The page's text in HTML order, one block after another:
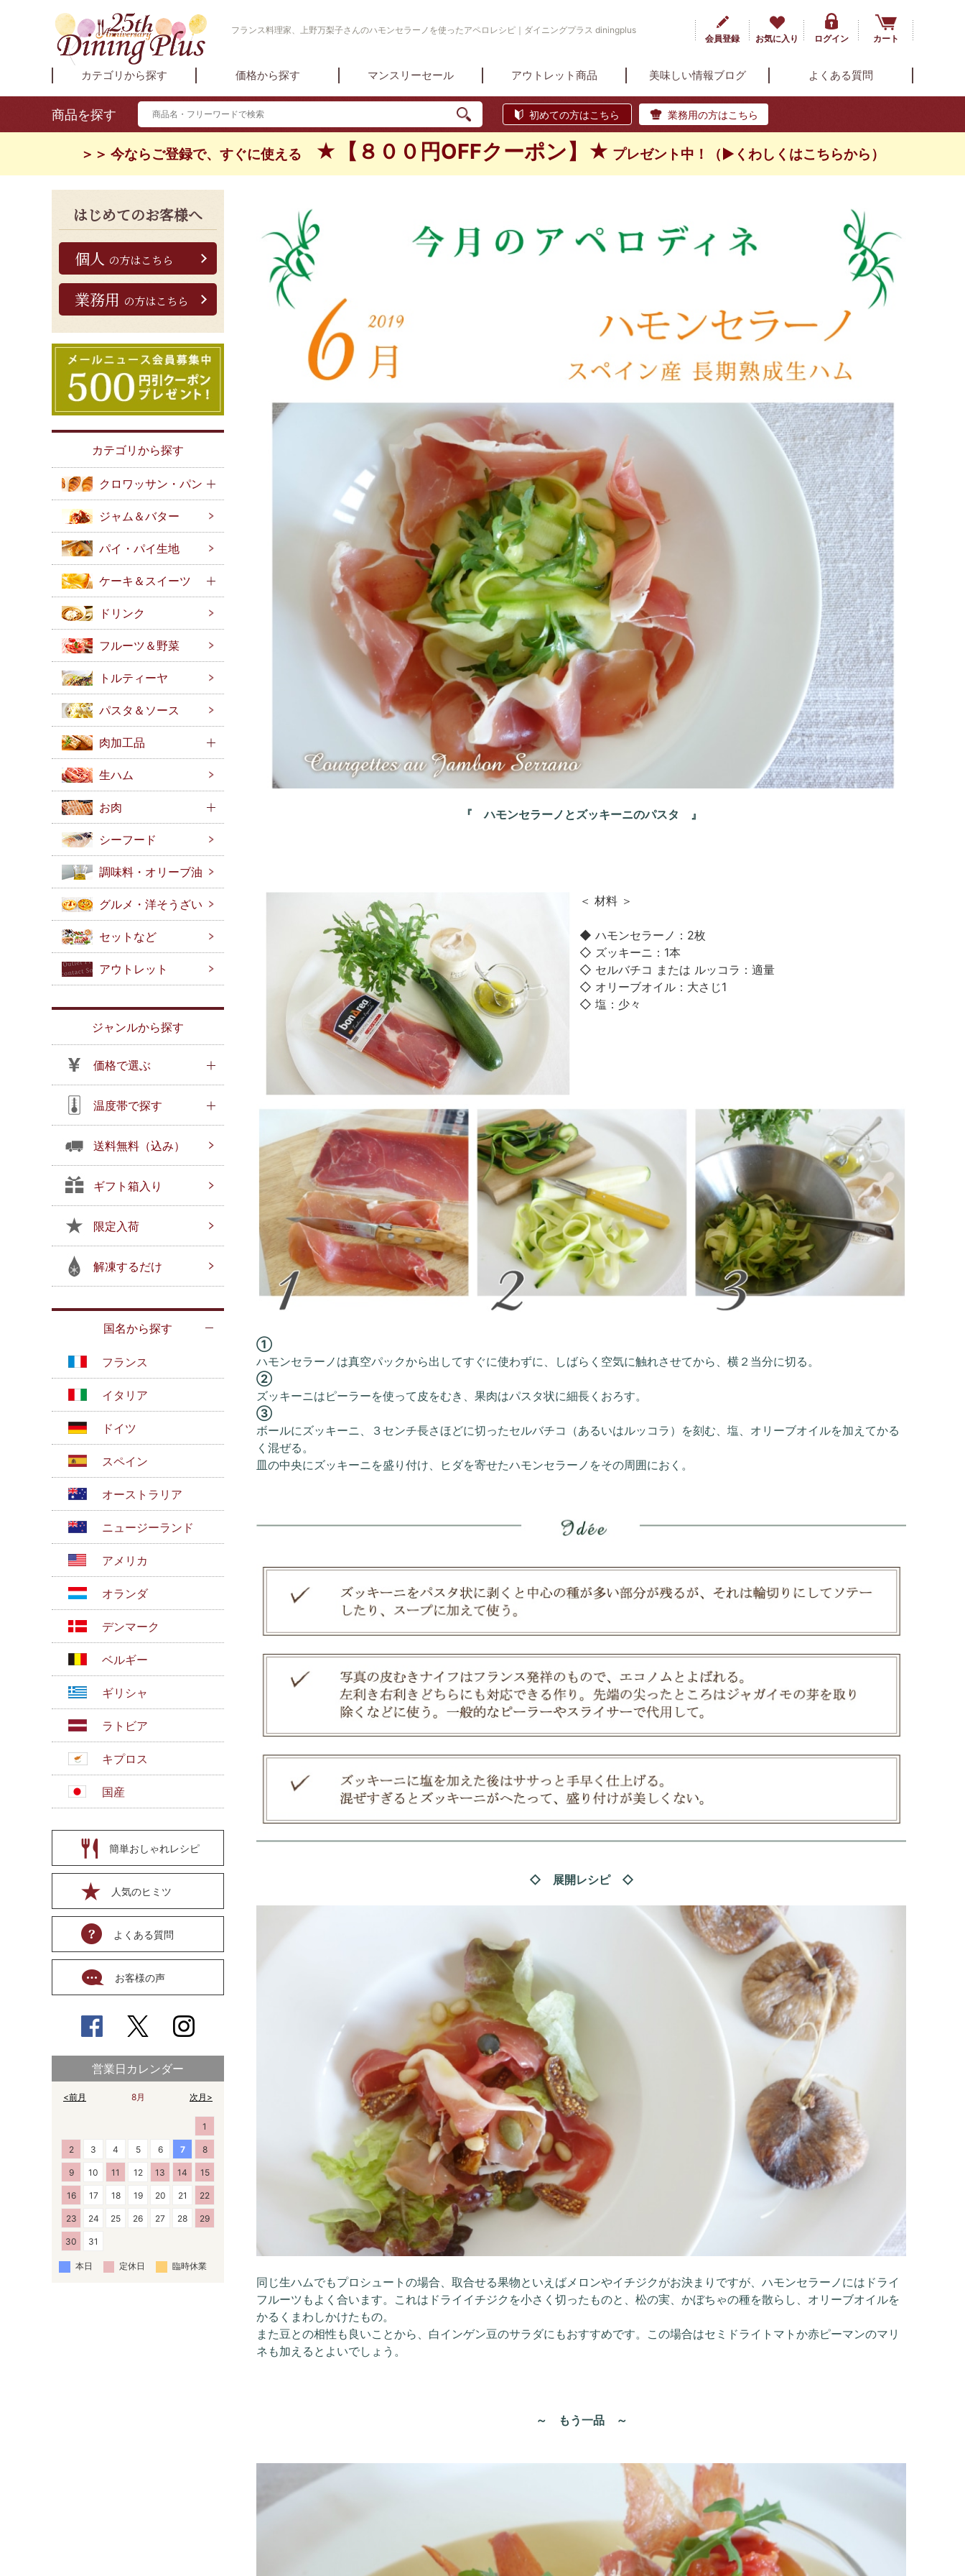
フランス料理家、上野万梨子さんのハモンセラーノを使ったアペロレシピ｜ダイニングプラス diningplus
会員登録
お気に入り ログイン カート
カテゴリから探す 価格から探す マンスリーセール アウトレット商品 美味しい情報ブログ よくある質問
商品を探す 初めての方はこちら 業務用の方はこちら
＞＞ 今ならご登録で、すぐに使える ★【８００円OFFクーポン】★ プレゼント中！（▶くわしくはこちらから）
はじめてのお客様へ
個人 の方はこちら
業務用 の方はこちら
カテゴリから探す
クロワッサン・パン
ジャム＆バター
パイ・パイ生地
ケーキ＆スイーツ
ドリンク
フルーツ＆野菜
トルティーヤ
パスタ＆ソース
肉加工品
生ハム
お肉
シーフード
調味料・オリーブ油
グルメ・洋そうざい
セットなど
アウトレット
ジャンルから探す
価格で選ぶ
温度帯で探す
送料無料（込み）
ギフト箱入り
限定入荷
解凍するだけ
国名から探す
フランス
イタリア
ドイツ
スペイン
オーストラリア
ニュージーランド
アメリカ
オランダ
デンマーク
ベルギー
ギリシャ
ラトビア
キプロス
国産
簡単おしゃれレシピ
人気のヒミツ
よくある質問
お客様の声
営業日カレンダー
8月
<前月 次月>
1
2 3 4 5 6 7 8
9 10 11 12 13 14 15
16 17 18 19 20 21 22
23 24 25 26 27 28 29
30 31
本日 定休日 臨時休業
『 ハモンセラーノとズッキーニのパスタ 』
＜ 材料 ＞
◆ ハモンセラーノ：2枚
◇ ズッキーニ：1本
◇ セルバチコ または ルッコラ：適量
◇ オリーブオイル：大さじ1
◇ 塩：少々
①
ハモンセラーノは真空パックから出してすぐに使わずに、しばらく空気に触れさせてから、横２当分に切る。
②
ズッキーニはピーラーを使って皮をむき、果肉はパスタ状に細長くおろす。
③
ボールにズッキーニ、３センチ長さほどに切ったセルバチコ（あるいはルッコラ）を刻む、塩、オリーブオイルを加えてかる
く混ぜる。
皿の中央にズッキーニを盛り付け、ヒダを寄せたハモンセラーノをその周囲におく。
◇ 展開レシピ ◇
同じ生ハムでもプロシュートの場合、取合せる果物といえばメロンやイチジクがお決まりですが、ハモンセラーノにはドライ
フルーツもよく合います。これはドライイチジクを小さく切ったものと、松の実、かぼちゃの種を散らし、オリーブオイルを
かるくまわしかけたもの。
また豆との相性も良いことから、白インゲン豆のサラダにもおすすめです。この場合はセミドライトマトか赤ピーマンのマリ
ネも加えるとよいでしょう。
～ もう一品 ～